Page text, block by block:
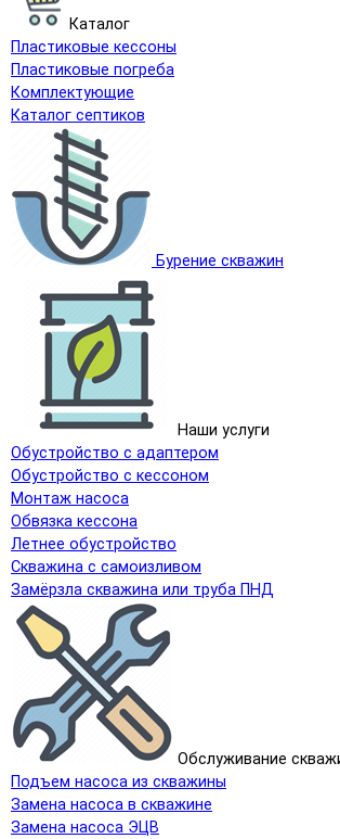
Каталог
Пластиковые кессоны
Пластиковые погреба
Комплектующие
Каталог септиков
Бурение скважин
Наши услуги
Обустройство с адаптером
Обустройство с кессоном
Монтаж насоса
Обвязка кессона
Летнее обустройство
Скважина с самоизливом
Замёрзла скважина или труба ПНД
Обслуживание
Подъем насоса из скважины
Замена насоса в скважине
Замена насоса ЭЦВ